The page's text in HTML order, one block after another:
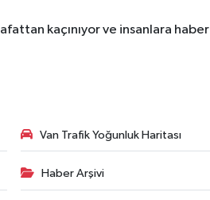
kaçınıyor ve insanlara haber
Van Trafik Yoğunluk Haritası
Haber Arşivi